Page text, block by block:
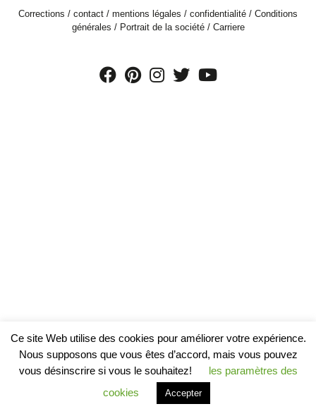
Corrections / contact / mentions légales / confidentialité / Conditions
générales / Portrait de la société/ Carriere
Ce site Web utilise des cookies pour améliorer votre expérience.
Nous supposons que vous êtes d’accord, mais vous pouvez
vous désinscrire si vous le souhaitez!
les paramètres des
cookies
Accepter